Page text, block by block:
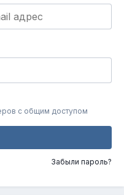
с общим доступом
Забыли пароль?